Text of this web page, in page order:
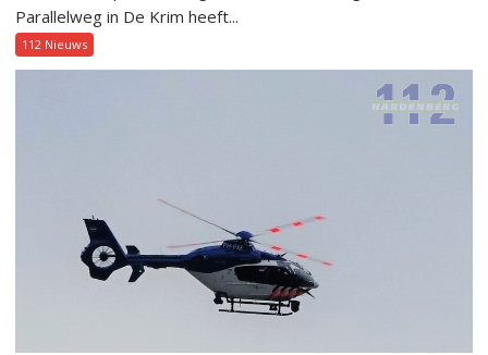
Parallelweg in De Krim heeft...
112 Nieuws